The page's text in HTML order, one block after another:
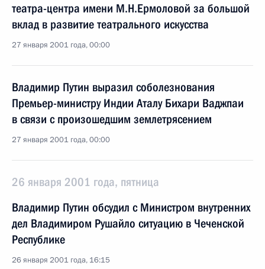
театра-центра имени М.Н.Ермоловой за большой
вклад в развитие театрального искусства
27 января 2001 года, 00:00
Владимир Путин выразил соболезнования
Премьер-министру Индии Аталу Бихари Ваджпаи
в связи с произошедшим землетрясением
27 января 2001 года, 00:00
26 января 2001 года, пятница
Владимир Путин обсудил с Министром внутренних
дел Владимиром Рушайло ситуацию в Чеченской
Республике
26 января 2001 года, 16:15